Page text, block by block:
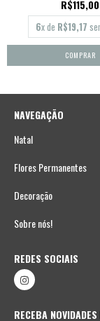
R$115,00
6x de R$19,17
NAVEGAÇÃO
Natal
Flores Permanentes
Decoração
Sobre nós!
REDES SOCIAIS
RECEBA